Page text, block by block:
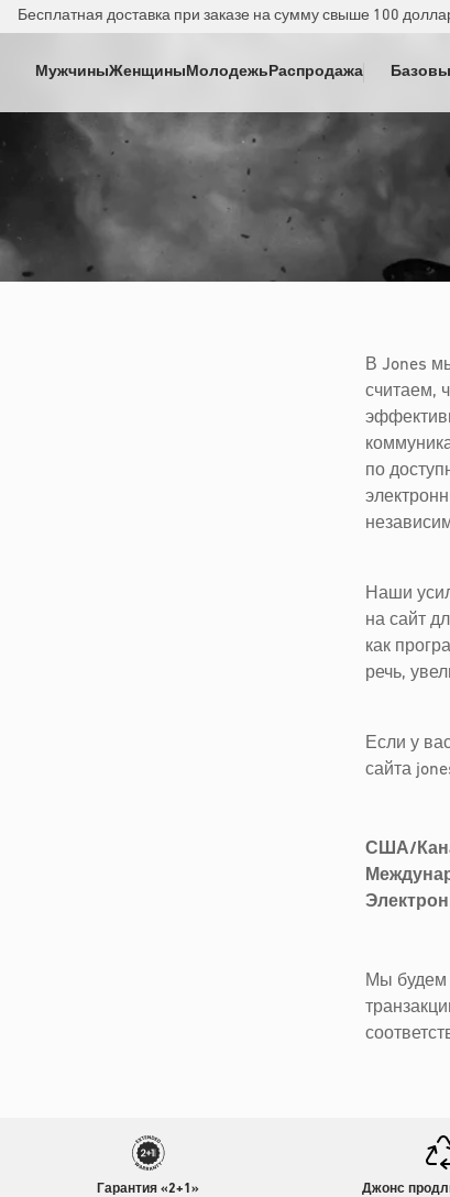
К
МужчиныЖенщиныМолодежьРаспродажа
Бесплатная доставка при заказе на сумму свыше 100
В Jones
считаем,
по
Наши
на сайт
как
речь,
Если у
сайта
США/
Мы будем
Гарантия «2+1»
Джонс